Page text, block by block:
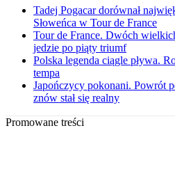
Tadej Pogacar dorównał
Słoweńca w Tour de France
Tour de France. Dwóch
jedzie po piąty triumf
Polska legenda ciągle pływa.
tempa
Japończycy pokonani. Powrót
znów stał się realny
Promowane treści